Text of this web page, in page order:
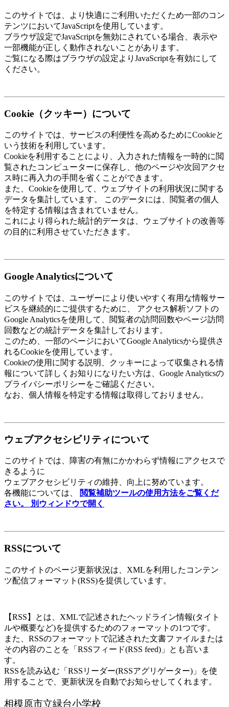
このサイトでは、より快適にご利用いただくため一部のコン
テンツにおいてJavaScriptを使用しています。
ブラウザ設定でJavaScriptを無効にされている場合、表示や
一部機能が正しく動作されないことがあります。
ご覧になる際はブラウザの設定よりJavaScriptを有効にして
ください。
Cookie（クッキー）について
このサイトでは、サービスの利便性を高めるためにCookieと
いう技術を利用しています。
Cookieを利用することにより、入力された情報を一時的に閲
覧されたコンピューターに保存し、他のページや次回アクセ
ス時に再入力の手間を省くことができます。
また、Cookieを使用して、ウェブサイトの利用状況に関する
データを集計しています。 このデータには、閲覧者の個人
を特定する情報は含まれていません。
これにより得られた統計的データは、ウェブサイトの改善等
の目的に利用させていただきます。
Google Analyticsについて
このサイトでは、ユーザーにより使いやすく有用な情報サー
ビスを継続的にご提供するために、 アクセス解析ソフトの
Google Analyticsを使用して、閲覧者の訪問回数やページ訪問
回数などの統計データを集計しております。
このため、一部のページにおいてGoogle Analyticsから提供さ
れるCookieを使用しています。
Cookieの使用に関する説明、クッキーによって収集される情
報について詳しくお知りになりたい方は、Google Analyticsの
プライバシーポリシーをご確認ください。
なお、個人情報を特定する情報は取得しておりません。
ウェブアクセシビリティについて
このサイトでは、障害の有無にかかわらず情報にアクセスで
きるように
ウェブアクセシビリティの維持、向上に努めています。
各機能については、
閲覧補助ツールの使用方法をご覧くだ
さい。
別ウィンドウで開く
RSSについて
このサイトのページ更新状況は、XMLを利用したコンテン
ツ配信フォーマット(RSS)を提供しています。
【RSS】とは、XMLで記述されたヘッドライン情報(タイト
ルや概要など)を提供するためのフォーマットの1つです。
また、RSSのフォーマットで記述された文書ファイルまたは
その内容のことを「RSSフィード(RSS feed)」とも言いま
す。
RSSを読み込む「RSSリーダー(RSSアグリゲーター)」を使
用することで、更新状況を自動でお知らせしてくれます。
相模原市立緑台小学校